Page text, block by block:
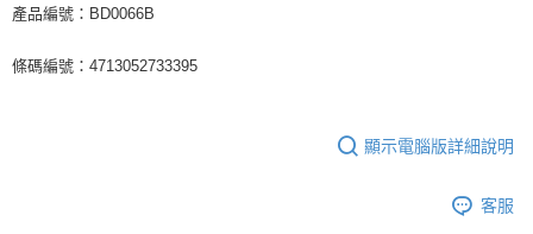
產品編號：BD0066B
條碼編號：4713052733395
顯示電腦版詳細說明
客服